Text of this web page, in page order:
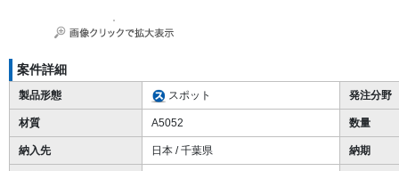
案件詳細
製品形態 スポット 発注分野
材質 A5052 数量
納入先 日本 / 千葉県 納期